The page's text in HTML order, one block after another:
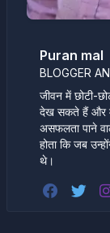
Puran mal
BLOGGER
जीवन में छोटी-
देख सकते हैं और
असफलता पाने
होता कि जब
थे।